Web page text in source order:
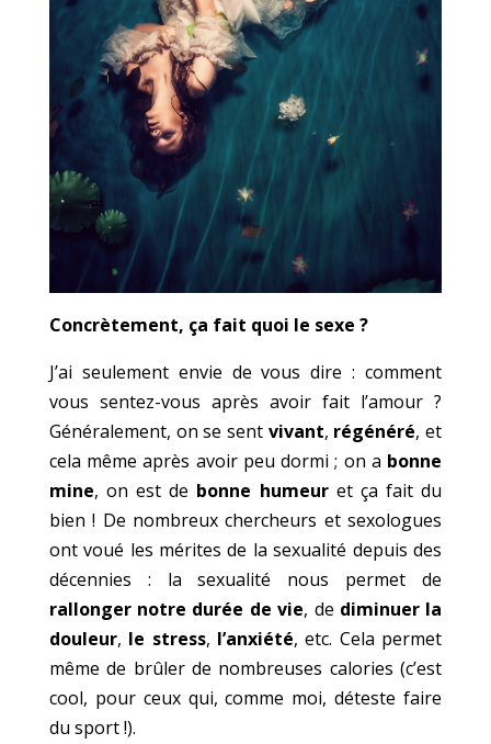
Concrètement, ça fait quoi le sexe ?
J’ai seulement envie de vous dire : comment
vous sentez-vous après avoir fait l’amour ?
Généralement, on se sent vivant, régénéré, et
cela même après avoir peu dormi ; on a bonne
mine, on est de bonne humeuret ça fait du
bien ! De nombreux chercheurs et sexologues
ont voué les mérites de la sexualité depuis des
décennies : la sexualité nous permet de
rallonger notre durée de vie, de diminuer la
douleur, le stress, l’anxiété, etc. Cela permet
même de brûler de nombreuses calories (c’est
cool, pour ceux qui, comme moi, déteste faire
du sport !).